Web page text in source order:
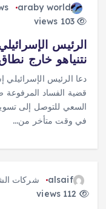
araby world
103 views
الرئيس
نتنياهو خارج
دعا الرئيس
قضية الفساد المرفوعة
السعي للتوصل إلى
في وقت متأخر من…
alsaif شركات